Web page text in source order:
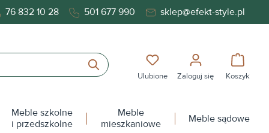
76 832 10 28 501 677 990 sklep@efekt-style.pl
Masz 0 przedmioty na
Ulubione Zaloguj się Koszyk
Meble szkolne
i przedszkolne
Meble
mieszkaniowe
Meble sądowe